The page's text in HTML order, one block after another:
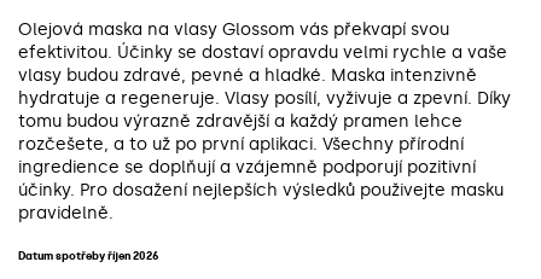
Olejová maska na vlasy Glossom vás překvapí svou
efektivitou. Účinky se dostaví opravdu velmi rychle a vaše
vlasy budou zdravé, pevné a hladké. Maska intenzivně
hydratuje a regeneruje. Vlasy posílí, vyživuje a zpevní. Díky
tomu budou výrazně zdravější a každý pramen lehce
rozčešete, a to už po první aplikaci. Všechny přírodní
ingredience se doplňují a vzájemně podporují pozitivní
účinky. Pro dosažení nejlepších výsledků použivejte masku
pravidelně.
Datum spotřeby říjen 2026